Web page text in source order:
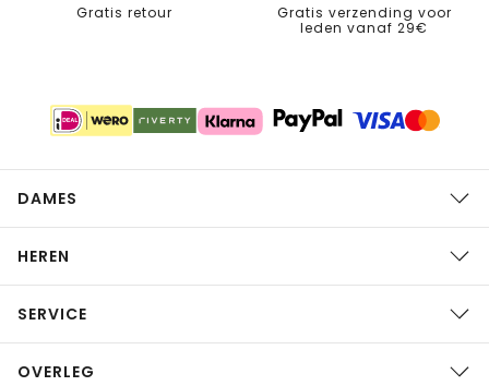
Gratis retour
Gratis verzending voor
leden vanaf 29€
DAMES
HEREN
SERVICE
OVERLEG